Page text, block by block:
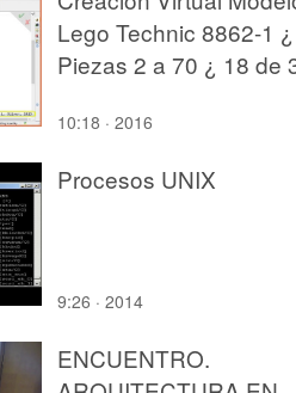
Lego Technic 8862-1 ¿
Piezas 2 a 70 ¿ 18 de
10:18 · 2016
Procesos UNIX
9:26 · 2014
ENCUENTRO.